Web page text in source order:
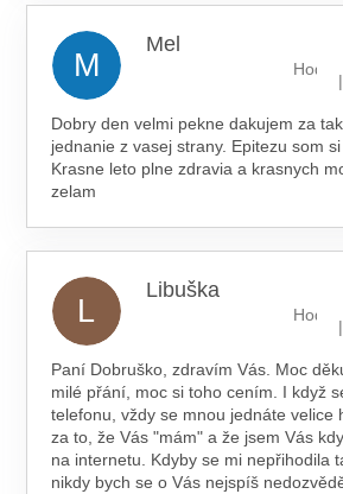
M
Mel
|
Dobry den velmi pekne dakujem za
jednanie z vasej strany. Epitezu som
Krasne leto plne zdravia a krasnych
zelam
L
Libuška
|
Paní Dobruško, zdravím Vás. Moc
milé přání, moc si toho cením. I když
telefonu, vždy se mnou jednáte velice
za to, že Vás "mám" a že jsem Vás
na internetu. Kdyby se mi nepřihodila
nikdy bych se o Vás nejspíš